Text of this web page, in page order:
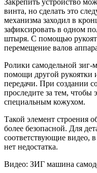
Закрепить устройство
винта, но сделать это
механизма заходил в
зафиксировать в одном
штыря. С помощью
перемещение валов
Ролики самодельной
помощи другой рукоятки
передачи. При создании
проследите за тем,
специальным кожухом.
Такой элемент строения
более безопасной. Для
соответствующие видео,
нет недостатка.
Видео: ЗИГ машина